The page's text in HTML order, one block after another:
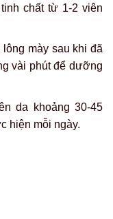
chuối chín hoặc
ngày để thấy